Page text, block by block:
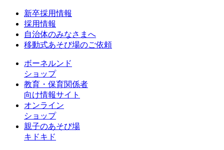
新卒採用情報
採用情報
自治体のみなさまへ
移動式あそび場のご依頼
ボーネルンド
ショップ
教育・保育関係者
向け情報サイト
オンライン
ショップ
親子のあそび場
キドキド